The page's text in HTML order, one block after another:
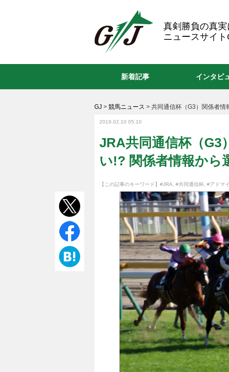
真剣勝負の真
ニュースサイト
GJ > 競馬ニュース > 共同通信杯（G3）関係者情
2019.02.10 05:10
JRA共同通信杯（G3
い!? 関係者情報から
【この記事のキーワード】 #JRA #共同通信杯 #アドマ
新着記事 インタビ